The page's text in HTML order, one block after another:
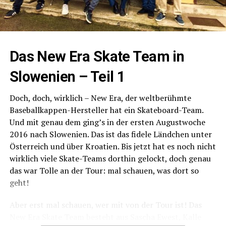
Sehr, sehr schön, dass Dende vor 2 Jahren von Jan
Böhmermann ins TV-Boot geholt wurde. Wer davon
profitiert hat? Die beiden Freigeister und wir Freunde
der freien radikalen Unterhaltung.
Das New Era Skate Team in
Slowenien – Teil 1
Doch, doch, wirklich – New Era, der weltberühmte
Baseballkappen-Hersteller hat ein Skateboard-Team.
Und mit genau dem ging’s in der ersten Augustwoche
2016 nach Slowenien. Das ist das fidele Ländchen unter
Österreich und über Kroatien. Bis jetzt hat es noch nicht
wirklich viele Skate-Teams dorthin gelockt, doch genau
das war Tolle an der Tour: mal schauen, was dort so
geht!